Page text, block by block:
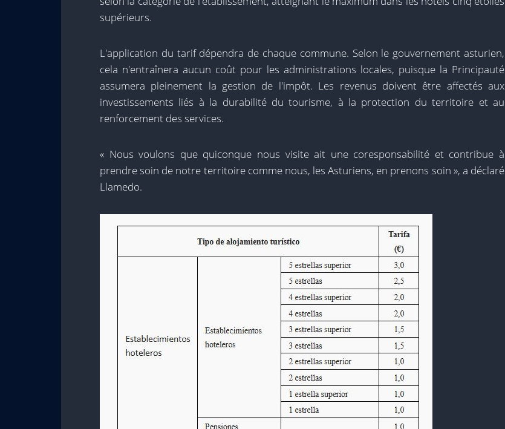
supérieurs.
L'application du tarif dépendra de chaque commune. Selon le gouvernement asturien,
cela n'entraînera aucun coût pour les administrations locales, puisque la Principauté
assumera pleinement la gestion de l'impôt. Les revenus doivent être affectés aux
investissements liés à la durabilité du tourisme, à la protection du territoire et au
renforcement des services.
« Nous voulons que quiconque nous visite ait une coresponsabilité et contribue à
prendre soin de notre territoire comme nous, les Asturiens, en prenons soin », a déclaré
Llamedo.